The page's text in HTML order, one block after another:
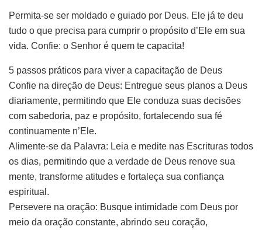
Permita-se ser moldado e guiado por Deus. Ele já te deu
tudo o que precisa para cumprir o propósito d’Ele em sua
vida. Confie: o Senhor é quem te capacita!
5 passos práticos para viver a capacitação de Deus
Confie na direção de Deus: Entregue seus planos a Deus
diariamente, permitindo que Ele conduza suas decisões
com sabedoria, paz e propósito, fortalecendo sua fé
continuamente n’Ele.
Alimente-se da Palavra: Leia e medite nas Escrituras todos
os dias, permitindo que a verdade de Deus renove sua
mente, transforme atitudes e fortaleça sua confiança
espiritual.
Persevere na oração: Busque intimidade com Deus por
meio da oração constante, abrindo seu coração,